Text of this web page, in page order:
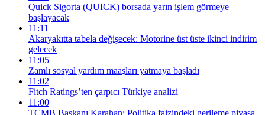
Quick Sigorta (QUICK) borsada yarın işlem görmeye
başlayacak
11:11
Akaryakıtta tabela değişecek: Motorine üst üste ikinci indirim
gelecek
11:05
Zamlı sosyal yardım maaşları yatmaya başladı
11:02
Fitch Ratings’ten çarpıcı Türkiye analizi
11:00
TCMB Başkanı Karahan: Politika faizindeki gerileme piyasa